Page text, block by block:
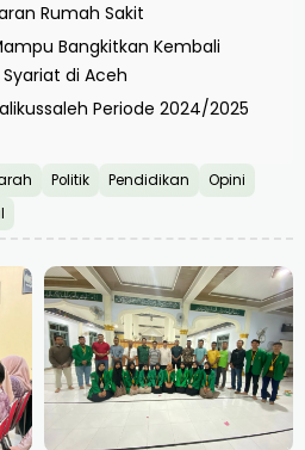
Rumah Sakit
Bangkitkan Kembali
di Aceh
Periode 2024/2025
Politik Pendidikan
Opini